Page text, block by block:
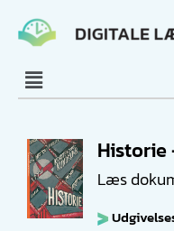
Læs